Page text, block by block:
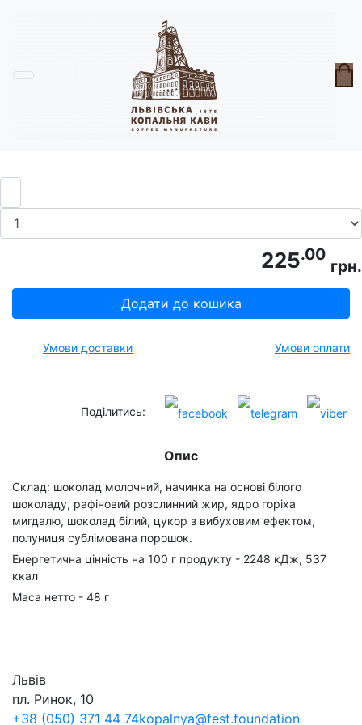
Батончик з полуничною начинкою та
вибуховою карамеллю
225.00
грн.
Додати до кошика
Умови доставки Умови оплати
Поділитись:
Опис
Склад: шоколад молочний, начинка на основі білого
шоколаду, рафіновий розслинний жир, ядро горіха
мигдалю, шоколад білий, цукор з вибуховим ефектом,
полуниця сублімована порошок.
Енергетична цінність на 100 г продукту - 2248 кДж, 537
ккал
Маса нетто - 48 г
Львів
пл. Ринок, 10
+38 (050) 371 44 74kopalnya@fest.foundation